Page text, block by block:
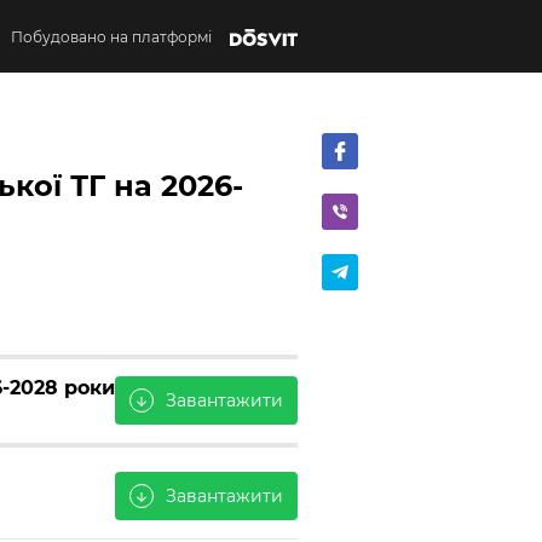
Побудовано на платформі
ТГ на 2026-
2028 роки
arrow_downward Завантажити
arrow_downward Завантажити